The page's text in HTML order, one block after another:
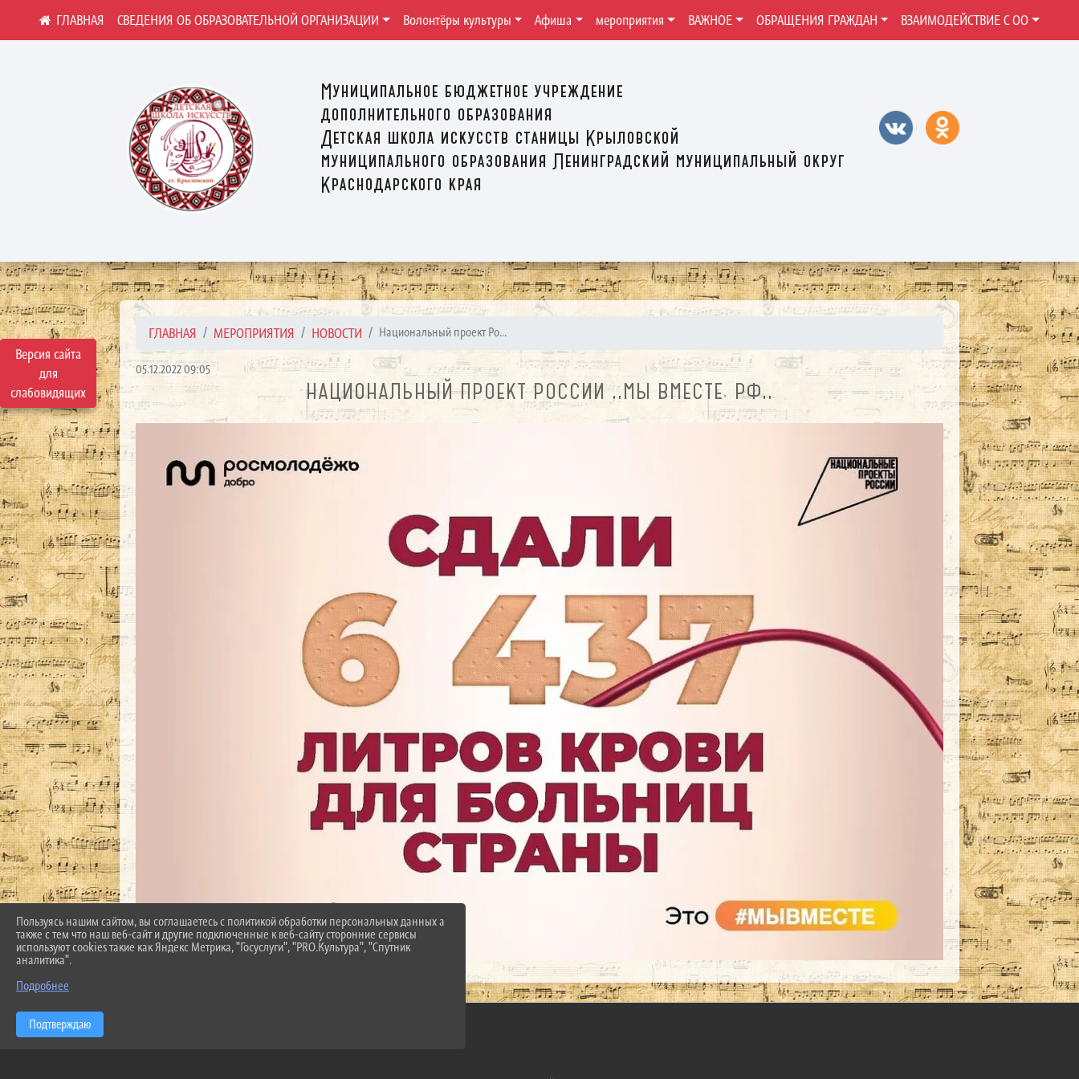
Версия сайта
для
слабовидящих
Муниципальное бюджетное учреждение
дополнительного образования
Детская школа искусств станицы Крыловской
муниципального образования Ленинградский муниципальный округ
Краснодарского края
СВЕДЕНИЯ ОБ ОБРАЗОВАТЕЛЬНОЙ ОРГАНИЗАЦИИ Волонтёры культуры Афиша мероприятия ВАЖНОЕ ОБРАЩЕНИЯ ГРАЖДАН ВЗАИМОДЕЙСТВИЕ С ОО
ГЛАВНАЯ МЕРОПРИЯТИЯ НОВОСТИ Национальный проект Ро...
05.12.2022 09:05
НАЦИОНАЛЬНЫЙ ПРОЕКТ РОССИИ ,,МЫ ВМЕСТЕ. РФ,,
Пользуясь нашим сайтом, вы соглашаетесь с политикой обработки персональных данных а
также с тем что наш веб-сайт и другие подключенные к веб-сайту сторонние сервисы
используют cookies такие как Яндекс Метрика, "Госуслуги", "PRO.Культура", "Спутник
аналитика".
Подробнее
Подтверждаю